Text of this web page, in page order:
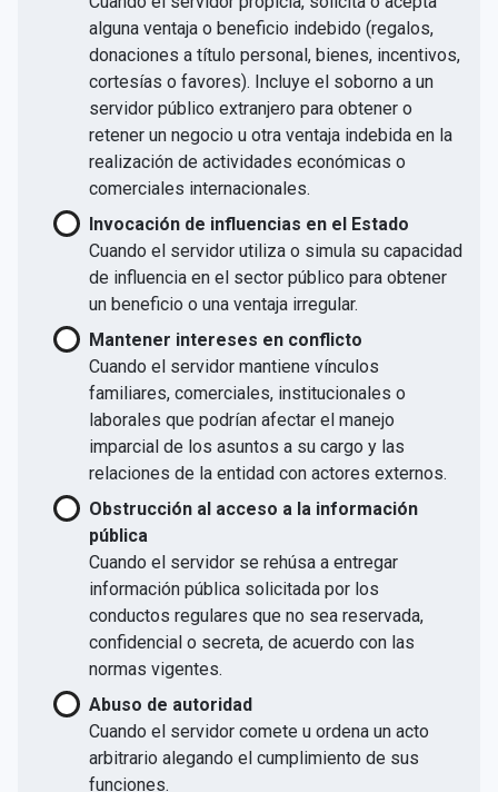
alguna ventaja o beneficio indebido (regalos,
donaciones a título personal, bienes, incentivos,
cortesías o favores). Incluye el soborno a un
servidor público extranjero para obtener o
retener un negocio u otra ventaja indebida en la
realización de actividades económicas o
comerciales internacionales.
Invocación de influencias en el Estado
Cuando el servidor utiliza o simula su capacidad
de influencia en el sector público para obtener
un beneficio o una ventaja irregular.
Mantener intereses en conflicto
Cuando el servidor mantiene vínculos
familiares, comerciales, institucionales o
laborales que podrían afectar el manejo
imparcial de los asuntos a su cargo y las
relaciones de la entidad con actores externos.
Obstrucción al acceso a la información
pública
Cuando el servidor se rehúsa a entregar
información pública solicitada por los
conductos regulares que no sea reservada,
confidencial o secreta, de acuerdo con las
normas vigentes.
Abuso de autoridad
Cuando el servidor comete u ordena un acto
arbitrario alegando el cumplimiento de sus
funciones.